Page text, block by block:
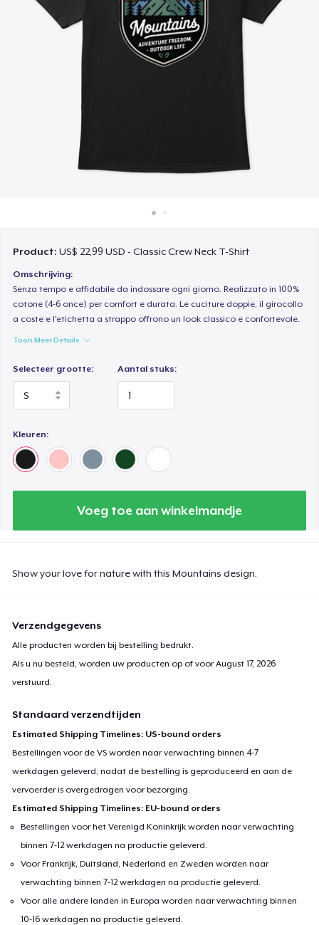
Verkoop overal
Verkoop alles
Product:US$ 22,99 USD - Classic Crew Neck T-Shirt
Omschrijving:
Senza tempo e affidabile da indossare ogni giorno. Realizzato in 100%
cotone (4-6 once) per comfort e durata. Le cuciture doppie, il girocollo
a coste e l'etichetta a strappo offrono un look classico e confortevole.
Toon Meer Details
Selecteer grootte: Aantal stuks:
Kleuren:
Voeg toe aan winkelmandje
Show your love for nature with this Mountains design.
Verzendgegevens
Alle producten worden bij bestelling bedrukt.
Als u nu besteld, worden uw producten op of voorAugust 17, 2026
verstuurd.
Standaard verzendtijden
Estimated Shipping Timelines: US-bound orders
Bestellingen voor de VS worden naar verwachting binnen 4-7
werkdagen geleverd, nadat de bestelling is geproduceerd en aan de
vervoerder is overgedragen voor bezorging.
Estimated Shipping Timelines: EU-bound orders
Bestellingen voor het Verenigd Koninkrijk worden naar verwachting
binnen 7-12 werkdagen na productie geleverd.
Voor Frankrijk, Duitsland, Nederland en Zweden worden naar
verwachting binnen 7-12 werkdagen na productie geleverd.
Voor alle andere landen in Europa worden naar verwachting binnen
10-16 werkdagen na productie geleverd.